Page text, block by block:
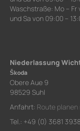
Waschstraße: Mo – Fr
und Sa von 09:00 –
Niederlassung
Škoda
Obere Aue 9
98529 Suhl
Anfahrt: Route
Tel.: +49 (0) 3681